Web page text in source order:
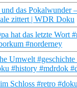
das Pokalwunder
zittert | WDR Doku
hat das letzte Wort
#norderney
Umwelt
#history #mdrdok
Schloss #retro